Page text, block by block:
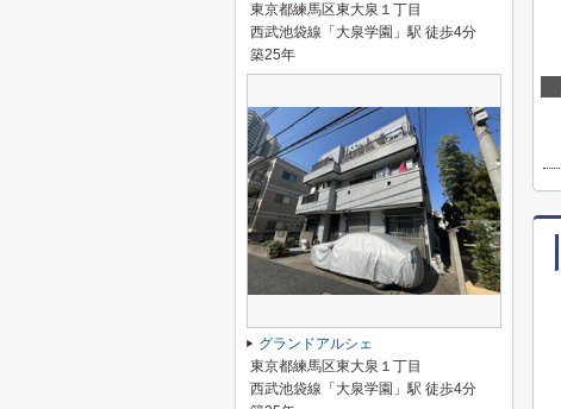
東京都練馬区東大泉１丁目
西武池袋線「大泉学園」駅 徒歩4分
築25年
グランドアルシェ
東京都練馬区東大泉１丁目
西武池袋線「大泉学園」駅 徒歩4分